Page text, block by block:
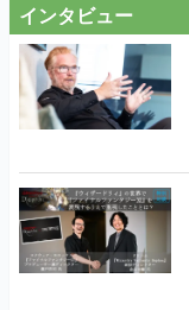
インタビュー